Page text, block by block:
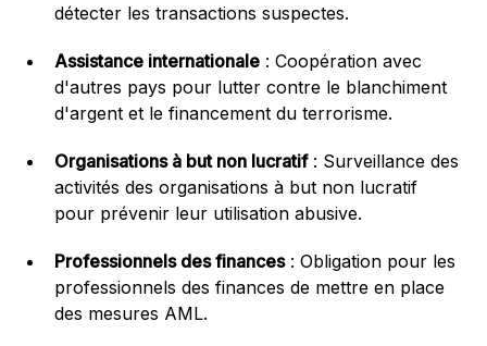
détecter les transactions suspectes.
Assistance internationale : Coopération avec
d'autres pays pour lutter contre le blanchiment
d'argent et le financement du terrorisme.
Organisations à but non lucratif: Surveillance des
activités des organisations à but non lucratif
pour prévenir leur utilisation abusive.
Professionnels des finances: Obligation pour les
professionnels des finances de mettre en place
des mesures AML.